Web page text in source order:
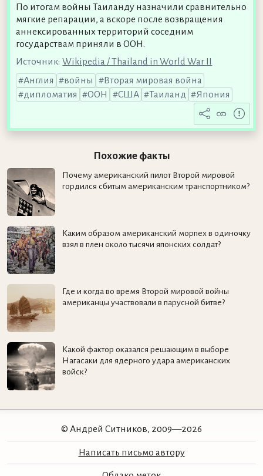
По итогам войны Таиланду назначили сравнительно
мягкие репарации, а вскоре после возвращения
аннексированных территорий соседним
государствам приняли в ООН.
Источник: Wikipedia / Thailand in World War II
Англия
войны
Вторая мировая война
дипломатия
ООН США Таиланд Япония
Похожие факты
Почему американский пилот Второй мировой
гордился сбитым американским транспортником?
Каким образом американский морпех в одиночку
взял в плен около тысячи японских солдат?
Где и когда во время Второй мировой войны
американцы участвовали в парусной битве?
Какой фактор оказался решающим в выборе
Нагасаки для ядерного удара американских
войск?
© Андрей Ситников, 2009—2026
Написать письмо автору